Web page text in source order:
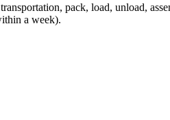
pack, load, unload,
a week).